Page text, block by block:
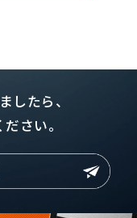
したら、
さい。